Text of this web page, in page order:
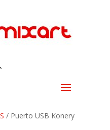
/ Puerto USB Konery